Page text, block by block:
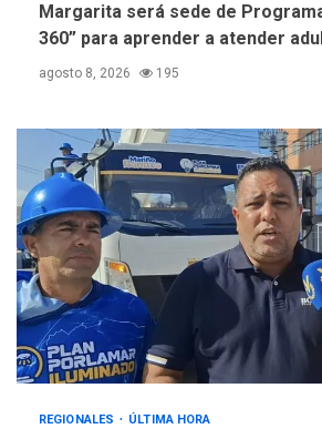
Margarita será sede de
360” para aprender a atender
agosto 8, 2026 195
REGIONALES ÚLTIMA HORA